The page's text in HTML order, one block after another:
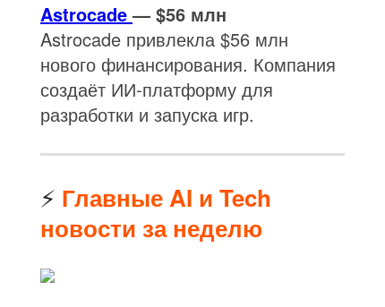
Astrocade— $56 млн
Astrocade привлекла $56 млн
нового финансирования. Компания
создаёт ИИ-платформу для
разработки и запуска игр.
⚡ Главные AI и Tech
новости за неделю